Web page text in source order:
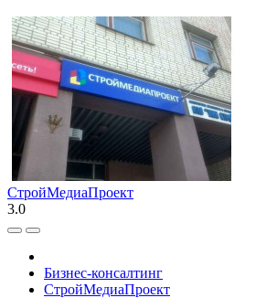
СтройМедиаПроект
3.0
Бизнес-консалтинг
СтройМедиаПроект